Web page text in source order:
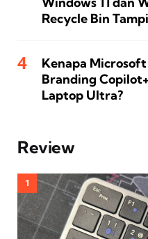
Recycle Bin
Kenapa
Branding
Laptop Ultra?
Review